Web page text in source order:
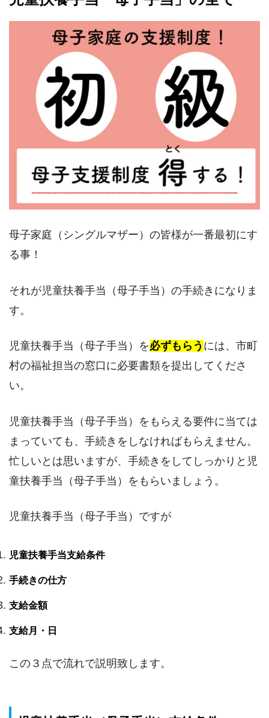
母子家庭（シングルマザー）の皆様が一番最初にす
る事！
それが児童扶養手当（母子手当）の手続きになりま
す。
児童扶養手当（母子手当）を必ずもらう には、市町
村の福祉担当の窓口に必要書類を提出してくださ
い。
児童扶養手当（母子手当）をもらえる要件に当ては
まっていても、手続きをしなければもらえません。
忙しいとは思いますが、手続きをしてしっかりと児
童扶養手当（母子手当）をもらいましょう。
児童扶養手当（母子手当）ですが
児童扶養手当支給条件
手続きの仕方
支給金額
支給月・日
この３点で流れで説明致します。